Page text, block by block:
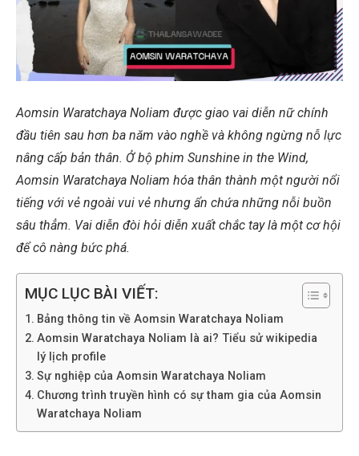
Aomsin Waratchaya Noliam được giao vai diễn nữ chính
đầu tiên sau hơn ba năm vào nghề và không ngừng nỗ lực
nâng cấp bản thân. Ở bộ phim Sunshine in the Wind,
Aomsin Waratchaya Noliam hóa thân thành một người nổi
tiếng với vẻ ngoài vui vẻ nhưng ẩn chứa những nỗi buồn
sâu thẳm. Vai diễn đòi hỏi diễn xuất chắc tay là một cơ hội
để cô nàng bức phá.
MỤC LỤC BÀI VIẾT:
Bảng thông tin về Aomsin Waratchaya Noliam
Aomsin Waratchaya Noliam là ai? Tiểu sử wikipedia
lý lịch profile
Sự nghiệp của Aomsin Waratchaya Noliam
Chương trình truyền hình có sự tham gia của Aomsin
Waratchaya Noliam